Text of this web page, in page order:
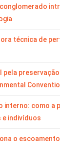
conglomerado
técnica de
pela
interno: como a
e indivíduos
o